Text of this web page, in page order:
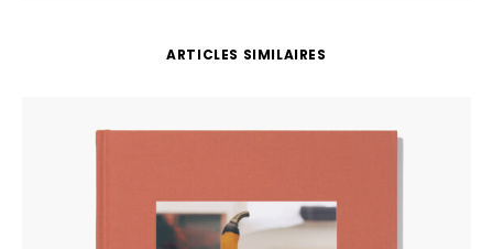
ARTICLES SIMILAIRES